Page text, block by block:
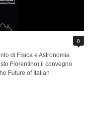
0
di Fisica e Astronomia
Fiorentino) il convegno
Future of Italian